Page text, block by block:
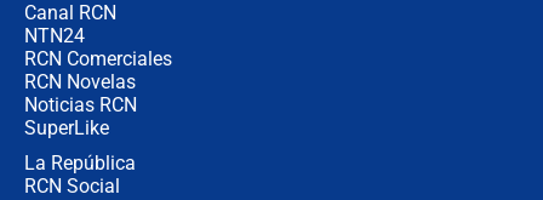
Canal RCN
NTN24
RCN Comerciales
RCN Novelas
Noticias RCN
SuperLike
La República
RCN Social